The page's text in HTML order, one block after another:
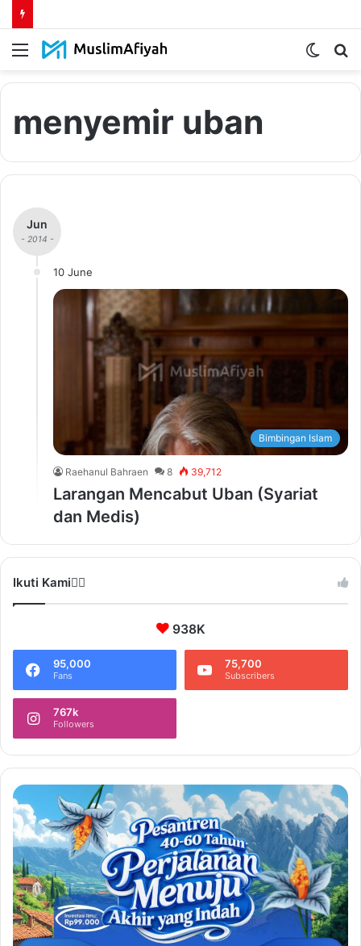
Menu
Switch
menyemir uban
Jun
- 2014 -
10 June
Bimbingan Islam
Raehanul Bahraen 8 39,712
Larangan Mencabut Uban (Syariat
dan Medis)
Ikuti Kami❤️‍🔥
938K
95,000
Fans
75,700
Subscribers
767k
Followers